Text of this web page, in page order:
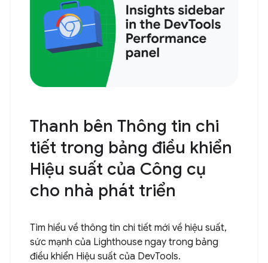
Thanh bên Thông tin chi
tiết trong bảng điều khiển
Hiệu suất của Công cụ
cho nhà phát triển
Tìm hiểu về thông tin chi tiết mới về hiệu suất,
sức mạnh của Lighthouse ngay trong bảng
điều khiển Hiệu suất của DevTools.